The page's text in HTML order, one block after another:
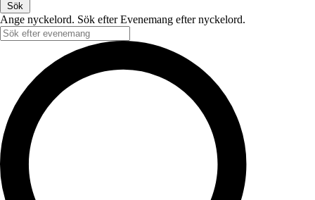
Sök
Ange nyckelord. Sök efter Evenemang efter nyckelord.